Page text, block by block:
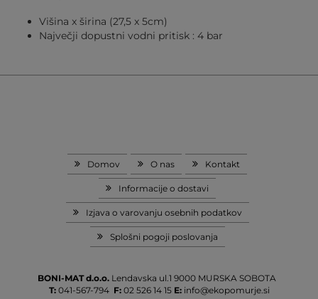
Višina x širina (27,5 x 5cm)
Največji dopustni vodni pritisk : 4 bar
Domov O nas Kontakt
Informacije o dostavi
Izjava o varovanju osebnih podatkov
Splošni pogoji poslovanja
BONI-MAT d.o.o. Lendavska ul.1 9000 MURSKA SOBOTA
T:041-567-794 F:02 526 14 15 E:info@ekopomurje.si